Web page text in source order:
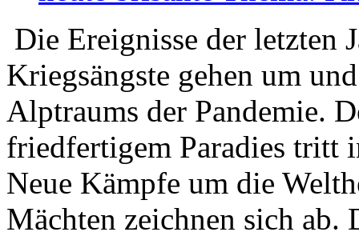
Die Ereignisse der letzten
Kriegsängste gehen um
Alptraums der Pandemie.
friedfertigem Paradies tritt
Neue Kämpfe um die
Mächten zeichnen sich